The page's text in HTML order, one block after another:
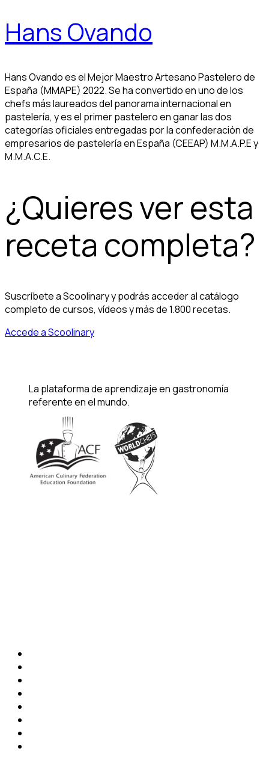
Hans Ovando
Hans Ovando es el Mejor Maestro Artesano Pastelero de
España (MMAPE) 2022. Se ha convertido en uno de los
chefs más laureados del panorama internacional en
pastelería, y es el primer pastelero en ganar las dos
categorías oficiales entregadas por la confederación de
empresarios de pastelería en España (CEEAP) M.M.A.P.E y
M.M.A.C.E.
¿Quieres ver esta
receta completa?
Suscríbete a Scoolinary y podrás acceder al catálogo
completo de cursos, vídeos y más de 1.800 recetas.
Accede a Scoolinary
La plataforma de aprendizaje en gastronomía
referente en el mundo.